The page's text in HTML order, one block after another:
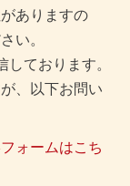
ありますの
い。
しております。
、以下お問い
ォームはこち